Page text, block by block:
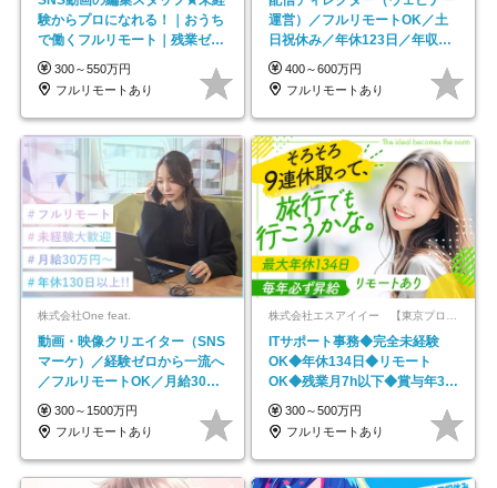
験からプロになれる！｜おうち
で働くフルリモート｜残業ゼロ
で18時退勤◎
300～550万円
フルリモートあり
運営）／フルリモートOK／土
日祝休み／年休123日／年収
600万円可
400～600万円
フルリモートあり
株式会社One feat.
動画・映像クリエイター（SNS
マーケ）／経験ゼロから一流へ
／フルリモートOK／月給30万
円～／年休130日以上
300～1500万円
フルリモートあり
ITサポート事務◆完全未経験
OK◆年休134日◆リモート
OK◆残業月7h以下◆賞与年3回
◆5年目まで必ず昇給
300～500万円
フルリモートあり